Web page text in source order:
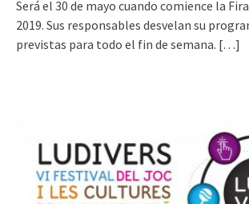
Será el 30 de mayo cuando comience la
2019. Sus responsables desvelan su
previstas para todo el fin de semana. […]